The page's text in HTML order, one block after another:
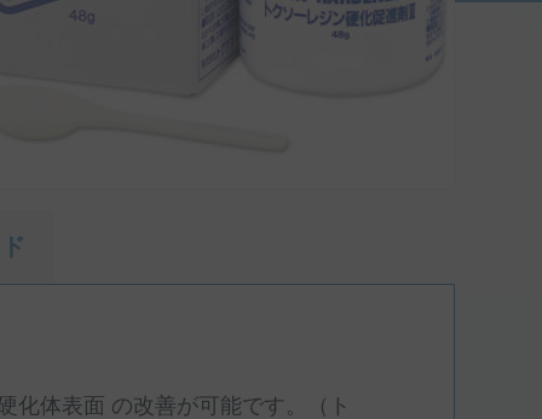
化体表面 の改善が可能です。（ト